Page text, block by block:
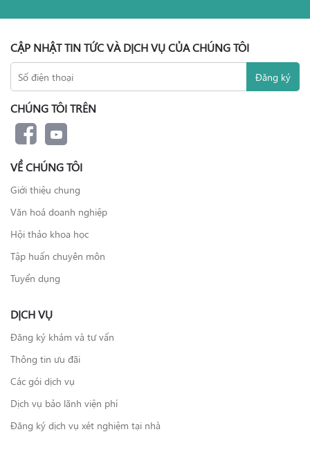
CẬP NHẬT TIN TỨC VÀ DỊCH VỤ CỦA CHÚNG TÔI
CHÚNG TÔI TRÊN
VỀ CHÚNG TÔI
Giới thiệu chung
Văn hoá doanh nghiệp
Hội thảo khoa học
Tập huấn chuyên môn
Tuyển dụng
DỊCH VỤ
Đăng ký khám và tư vấn
Thông tin ưu đãi
Các gói dịch vụ
Dịch vụ bảo lãnh viện phí
Đăng ký dịch vụ xét nghiệm tại nhà